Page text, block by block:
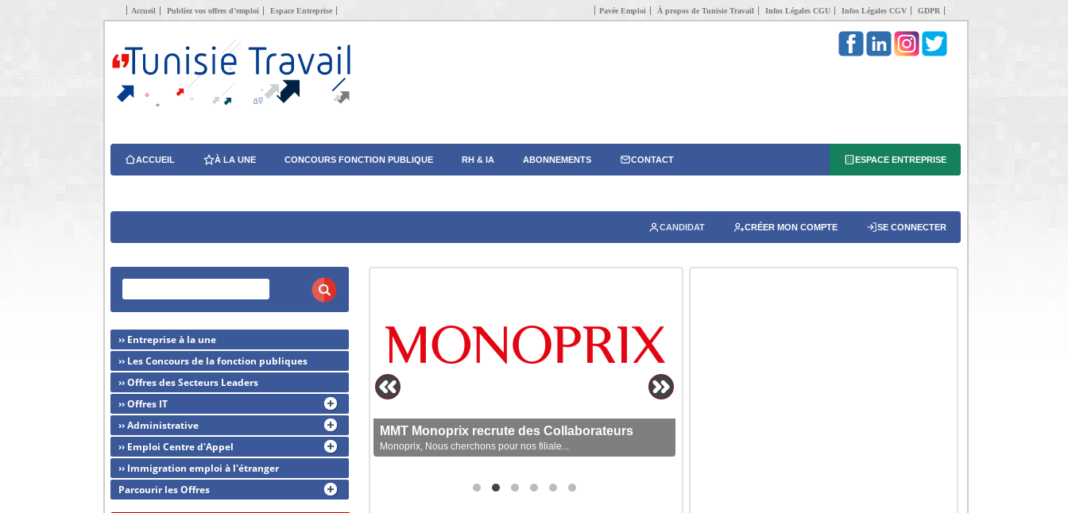
Accueil Publiez vos offres d’emploi Espace Entreprise Pavée Emploi À propos de Tunisie Travail Infos Légales CGU Infos Légales CGV GDPR
ACCUEIL À LA UNE CONCOURS FONCTION PUBLIQUE RH & IA ABONNEMENTS CONTACT ESPACE ENTREPRISE
CANDIDAT CRÉER MON COMPTE SE CONNECTER
MMT Monoprix recrute des Collaborateurs
Monoprix, Nous cherchons pour nos filiale...
›› Entreprise à la une
›› Les Concours de la fonction publiques
›› Offres des Secteurs Leaders
›› Offres IT
›› Administrative
›› Emploi Centre d'Appel
›› Immigration emploi à l'étranger
Parcourir les Offres